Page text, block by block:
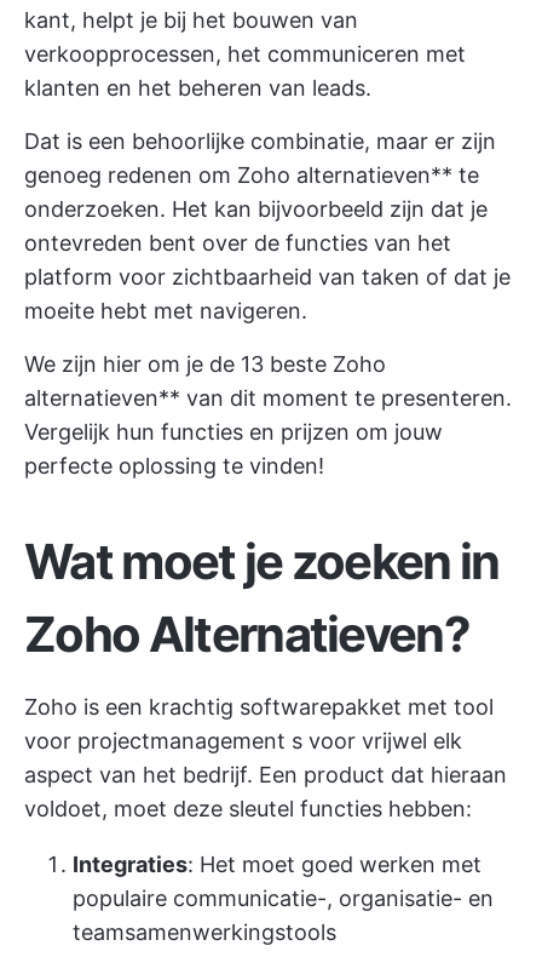
kant, helpt je bij het bouwen van
verkoopprocessen, het communiceren met
klanten en het beheren van leads.
Dat is een behoorlijke combinatie, maar er zijn
genoeg redenen om Zoho alternatieven** te
onderzoeken. Het kan bijvoorbeeld zijn dat je
ontevreden bent over de functies van het
platform voor zichtbaarheid van taken of dat je
moeite hebt met navigeren.
We zijn hier om je de 13 beste Zoho
alternatieven** van dit moment te presenteren.
Vergelijk hun functies en prijzen om jouw
perfecte oplossing te vinden!
Wat moet je zoeken in
Zoho Alternatieven?
Zoho is een krachtig softwarepakket met tool
voor projectmanagement s voor vrijwel elk
aspect van het bedrijf. Een product dat hieraan
voldoet, moet deze sleutel functies hebben:
Integraties: Het moet goed werken met
populaire communicatie-, organisatie- en
teamsamenwerkingstools